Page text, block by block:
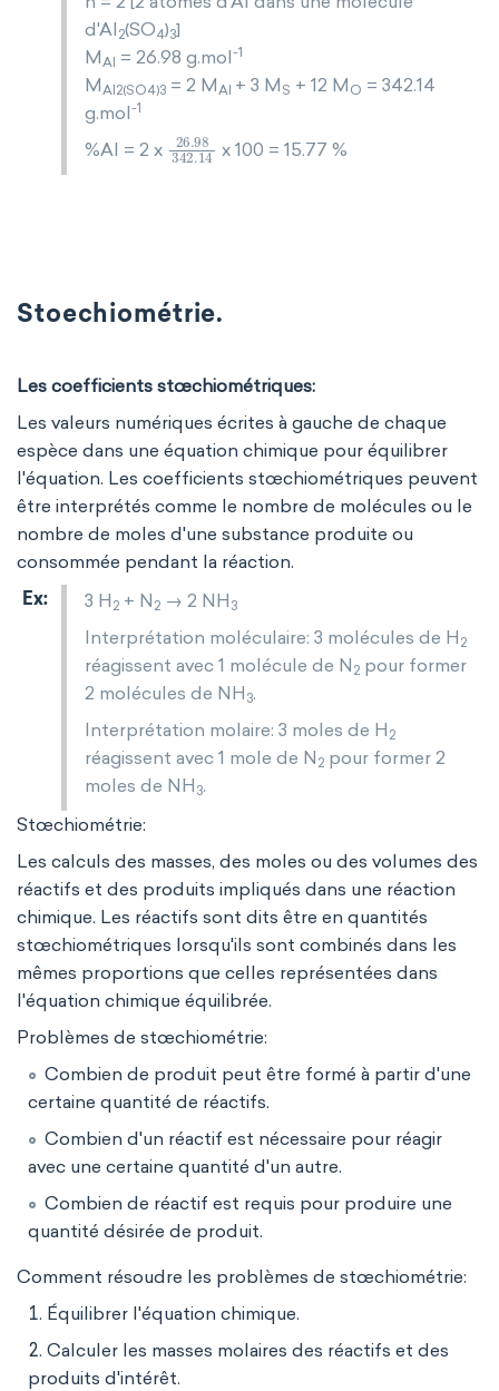
d'Al 2(SO4)3]
MAl = 26.98 g.mol-1
MAl2(SO4)3 = 2 MAl + 3 M S + 12 M O = 342.14
g.mol-1
%Al = 2 x 2698 342.14
x 100 = 15.77 %
Stoechiométrie.
Les coefficients stœchiométriques:
Les valeurs numériques écrites à gauche de chaque
espèce dans une équation chimique pour équilibrer
l'équation. Les coefficients stœchiométriques peuvent
être interprétés comme le nombre de molécules ou le
nombre de moles d'une substance produite ou
consommée pendant la réaction.
3 H 2 + N 2 → 2 NH 3
Interprétation moléculaire: 3 molécules de H 2
réagissent avec 1 molécule de N 2 pour former
2 molécules de NH 3.
Interprétation molaire: 3 moles de H 2
réagissent avec 1 mole de N 2 pour former 2
moles de NH 3.
Stœchiométrie:
Les calculs des masses, des moles ou des volumes des
réactifs et des produits impliqués dans une réaction
chimique. Les réactifs sont dits être en quantités
stœchiométriques lorsqu'ils sont combinés dans les
mêmes proportions que celles représentées dans
l'équation chimique équilibrée.
Problèmes de stœchiométrie:
Combien de produit peut être formé à partir d'une
certaine quantité de réactifs.
Combien d'un réactif est nécessaire pour réagir
avec une certaine quantité d'un autre.
Combien de réactif est requis pour produire une
quantité désirée de produit.
Comment résoudre les problèmes de stœchiométrie:
Équilibrer l'équation chimique.
Calculer les masses molaires des réactifs et des
produits d'intérêt.